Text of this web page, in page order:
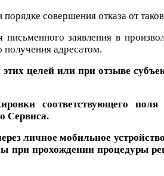
совершения отказа от
письменного заявления в
адресатом.
целей или при отзыве
соответствующего
Сервиса.
личное мобильное
при прохождении процедуры